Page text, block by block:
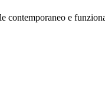
contemporaneo e